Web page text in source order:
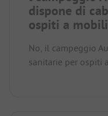
dispone di
ospiti a
No, il campeggio
sanitarie per ospiti